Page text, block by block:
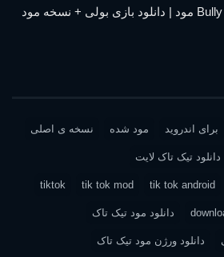
Bully : Anniversary Edition مود | دانلود بازی بولی + نسخه مود
برای اندروید مود شده نسخه ی اصلی
دانلود تیک تاک لایت
tik tok android
tik tok mod
tiktok
دانلود مود تیک تاک
دانلود ورژن مود تیک تاک